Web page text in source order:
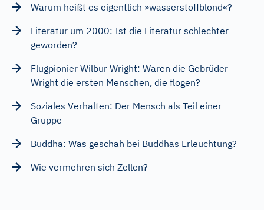
Warum heißt es eigentlich »wasserstoffblond«?
Literatur um 2000: Ist die Literatur schlechter
geworden?
Flugpionier Wilbur Wright: Waren die Gebrüder
Wright die ersten Menschen, die flogen?
Soziales Verhalten: Der Mensch als Teil einer
Gruppe
Buddha: Was geschah bei Buddhas Erleuchtung?
Wie vermehren sich Zellen?